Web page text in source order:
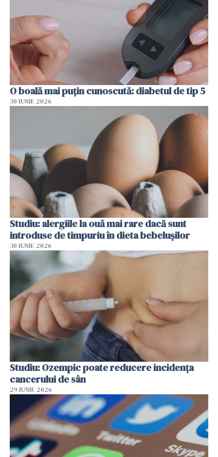
O boală mai puțin cunoscută: diabetul de tip 5
30 IUNIE 2026
Studiu: alergiile la ouă mai rare dacă sunt
introduse de timpuriu în dieta bebelușilor
30 IUNIE 2026
Studiu: Ozempic poate reducere incidența
cancerului de sân
29 IUNIE 2026